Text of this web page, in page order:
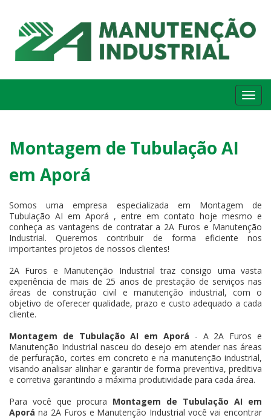
Montagem de Tubulação AI
em Aporá
Somos uma empresa especializada em Montagem de
Tubulação AI em Aporá , entre em contato hoje mesmo e
conheça as vantagens de contratar a 2A Furos e Manutenção
Industrial. Queremos contribuir de forma eficiente nos
importantes projetos de nossos clientes!
2A Furos e Manutenção Industrial traz consigo uma vasta
experiência de mais de 25 anos de prestação de serviços nas
áreas de construção civil e manutenção industrial, com o
objetivo de oferecer qualidade, prazo e custo adequado a cada
cliente.
Montagem de Tubulação AI em Aporá - A 2A Furos e
Manutenção Industrial nasceu do desejo em atender nas áreas
de perfuração, cortes em concreto e na manutenção industrial,
visando analisar alinhar e garantir de forma preventiva, preditiva
e corretiva garantindo a máxima produtividade para cada área.
Para você que procura Montagem de Tubulação AI em
Aporá na 2A Furos e Manutenção Industrial você vai encontrar